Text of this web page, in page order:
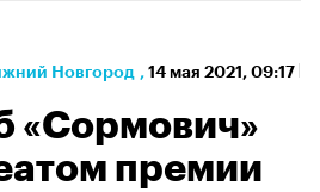
Новгород , 14 мая 2021, 09:17
«Сормович»
премии